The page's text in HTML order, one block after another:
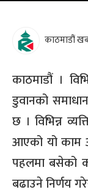
काठमाडौं
काठमाडौं ।
डुवानको
छ । विभिन्न
आएको यो काम
पहलमा बसेको
बढाउने निर्णय